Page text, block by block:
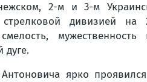
2-м и 3-м
стрелковой дивизией
смелость,
дуге.
ярко